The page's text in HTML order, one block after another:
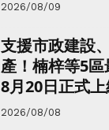
2026/08/09
支援市政建設
產！楠梓等5
8月20日正式
2026/08/08